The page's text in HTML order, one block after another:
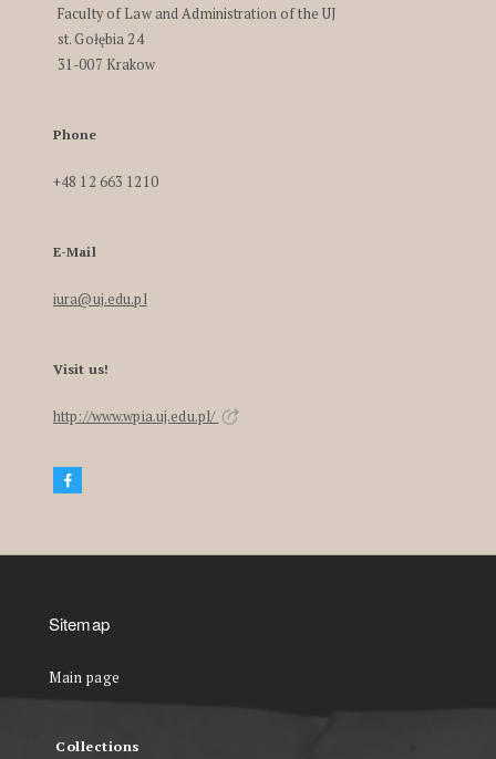
Faculty of Law and Administration of the UJ
st. Gołębia 24
31-007 Krakow
Phone
+48 12 663 1210
E-Mail
iura@uj.edu.pl
Visit us!
http://www.wpia.uj.edu.pl/
Sitemap
Main page
Collections